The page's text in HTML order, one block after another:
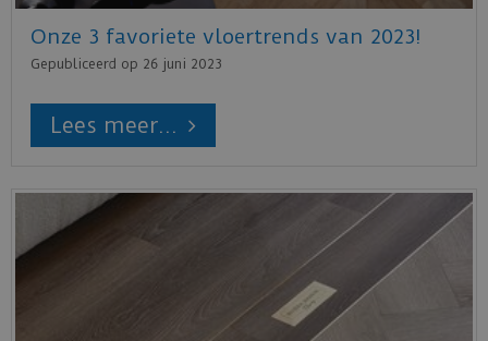
Onze 3 favoriete vloertrends van 2023!
Gepubliceerd op 26 juni 2023
Lees meer...